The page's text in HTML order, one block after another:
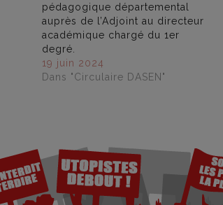
pédagogique départemental
auprès de l’Adjoint au directeur
académique chargé du 1er
degré.
19 juin 2024
Dans "Circulaire DASEN"